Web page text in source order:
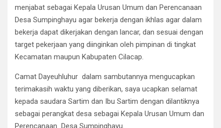
menjabat sebagai Kepala Urusan Umum dan Perencanaan
Desa Sumpinghayu agar bekerja dengan ikhlas agar dalam
bekerja dapat dikerjakan dengan lancar, dan sesuai dengan
target pekerjaan yang diinginkan oleh pimpinan di tingkat
Kecamatan maupun Kabupaten Cilacap.
Camat Dayeuhluhur dalam sambutannya mengucapkan
terimakasih waktu yang diberikan, saya ucapkan selamat
kepada saudara Sartim dan Ibu Sartim dengan dilantiknya
sebagai perangkat desa sebagai Kepala Urusan Umum dan
Perencanaan Desa Sumpinghayu.